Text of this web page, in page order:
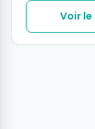
Voir le